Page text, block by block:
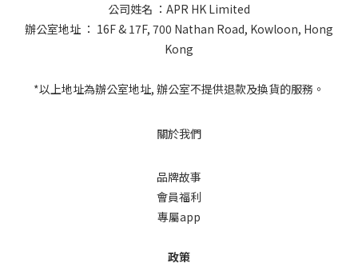
公司姓名 ：APR HK Limited
辦公室地址 ： 16F & 17F, 700 Nathan Road, Kowloon, Hong
Kong
*以上地址為辦公室地址, 辦公室不提供退款及換貨的服務。
關於我們
品牌故事
會員福利
專屬app
政策